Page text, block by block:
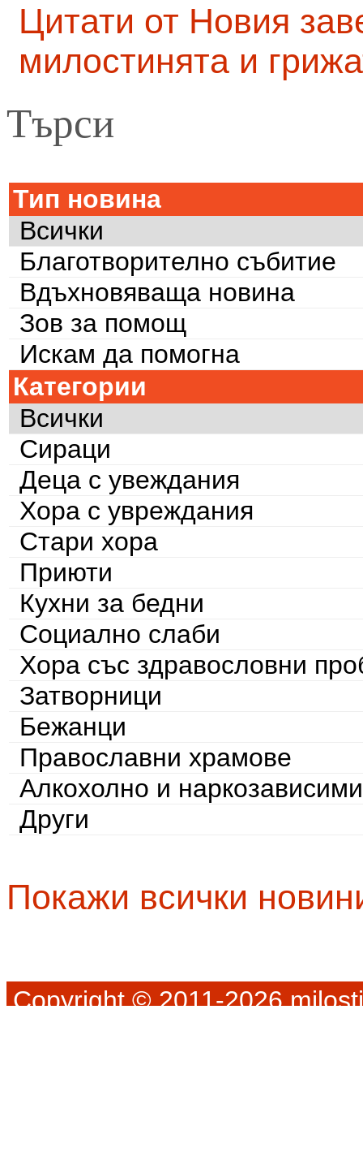
Цитати от Новия
милостинята и
Търси
Тип новина
Всички
Благотворително събитие
Вдъхновяваща новина
Зов за помощ
Искам да помогна
Категории
Всички
Сираци
Деца с увеждания
Хора с увреждания
Стари хора
Приюти
Кухни за бедни
Социално слаби
Хора със здравословни
Затворници
Бежанци
Православни храмове
Алкохолно и наркозависими
Други
Покажи всички
Copyright © 2011-2026